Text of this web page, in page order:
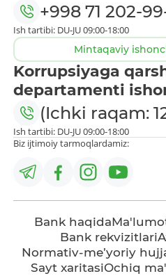
+998 71 202-
Ish tartibi: DU-JU 09:00-18:00
Mintaqaviy
Korrupsiyaga
departamenti
(Ichki raqam:
Ish tartibi: DU-JU 09:00-18:00
Biz ijtimoiy tarmoqlardamiz:
Bank haqida
Bank rekvizitlari
Normativ-me’yoriy
Sayt xaritasiOchiq